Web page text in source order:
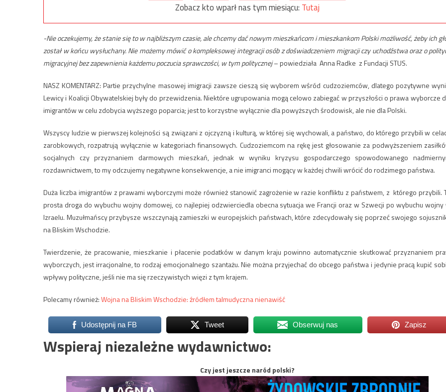
Zobacz kto wparł nas tym miesiącu: Tutaj
-Nie oczekujemy, że stanie się to w najbliższym czasie, ale chcemy dać nowym mieszkańcom i mieszkankom Polski możliwość, żeby ich
został w końcu wysłuchany. Nie możemy mówić o kompleksowej integracji osób z doświadczeniem migracji czy uchodźstwa oraz o
migracyjnej bez zapewnienia każdemu poczucia sprawczości, w tym politycznej– powiedziała Anna Radke z Fundacji STUS.
NASZ KOMENTARZ: Partie przychylne masowej imigracji zawsze cieszą się wyborem wśród cudzoziemców, dlatego pozytywne
Lewicy i Koalicji Obywatelskiej były do przewidzenia. Niektóre ugrupowania mogą celowo zabiegać w przyszłości o prawa wyborcze
imigrantów w celu zdobycia wyższego poparcia; jest to korzystne wyłącznie dla powyższych środowisk, ale nie dla Polski.
Wszyscy ludzie w pierwszej kolejności są związani z ojczyzną i kulturą, w której się wychowali, a państwo, do którego przybili w
zarobkowych, rozpatrują wyłącznie w kategoriach finansowych. Cudzoziemcom na rękę jest głosowanie za podwyższeniem
socjalnych czy przyznaniem darmowych mieszkań, jednak w wyniku kryzysu gospodarczego spowodowanego
rozdawnictwem, to my odczujemy negatywne konsekwencje, a nie imigranci mogący w każdej chwili wrócić do rodzimego państwa.
Duża liczba imigrantów z prawami wyborczymi może również stanowić zagrożenie w razie konfliktu z państwem, z którego przybili.
prosta droga do wybuchu wojny domowej, co najlepiej odzwierciedla obecna sytuacja we Francji oraz w Szwecji po wybuchu wojny
Izraelu. Muzułmańscy przybysze wszczynają zamieszki w europejskich państwach, które zdecydowały się poprzeć swojego
na Bliskim Wschodzie.
Twierdzenie, że pracowanie, mieszkanie i płacenie podatków w danym kraju powinno automatycznie skutkować przyznaniem
wyborczych, jest irracjonalne, to rodzaj emocjonalnego szantażu. Nie można przyjechać do obcego państwa i jedynie pracą kupić
wpływy polityczne, jeśli nie ma się rzeczywistych więzi z tym krajem.
Polecamy również:Wojna na Bliskim Wschodzie: źródłem talmudyczna nienawiść
Udostępnij na FB Tweet Obserwuj nas Zapisz
Wspieraj niezależne wydawnictwo:
Czy jest jeszcze naród polski?